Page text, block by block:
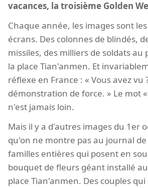
vacances, la troisième Golden
Chaque année, les images sont
écrans. Des colonnes de blindés,
missiles, des milliers de soldats au
la place Tian'anmen. Et
réflexe en France : « Vous avez vu
démonstration de force. » Le mot
n'est jamais loin.
Mais il y a d'autres images du 1er
qu'on ne montre pas au journal
familles entières qui posent en
bouquet de fleurs géant installé
place Tian'anmen. Des couples qui